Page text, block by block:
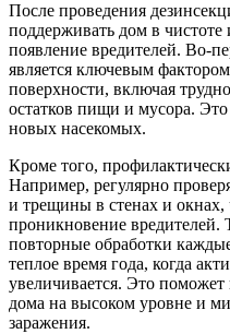
После проведения
поддерживать дом в чистоте
появление вредителей. Во-
является ключевым
поверхности, включая
остатков пищи и мусора.
новых насекомых.
Кроме того,
Например, регулярно
и трещины в стенах и окнах,
проникновение вредителей.
повторные обработки
теплое время года, когда
увеличивается. Это
дома на высоком уровне и
заражения.